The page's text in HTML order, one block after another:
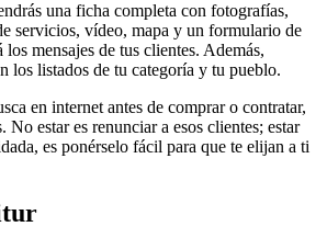
una ficha completa con fotografías,
servicios, vídeo, mapa y un formulario de
mensajes de tus clientes. Además,
los listados de tu categoría y tu pueblo.
en internet antes de comprar o contratar,
No estar es renunciar a esos clientes; estar
es ponérselo fácil para que te elijan a ti